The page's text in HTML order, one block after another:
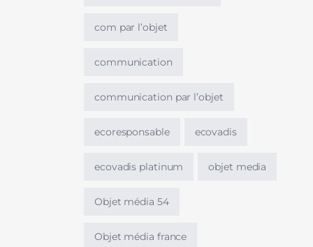
com par l’objet
communication
communication par l’objet
ecoresponsable ecovadis
ecovadis platinum objet media
Objet média 54
Objet média france